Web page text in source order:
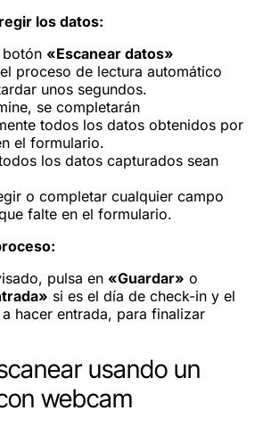
los datos:
botón «Escanear datos»
proceso de lectura automático
unos segundos.
se completarán
todos los datos obtenidos por
el formulario.
los datos capturados sean
o completar cualquier campo
falte en el formulario.
pulsa en «Guardar» o
si es el día de check-in y el
hacer entrada, para finalizar
usando un
webcam